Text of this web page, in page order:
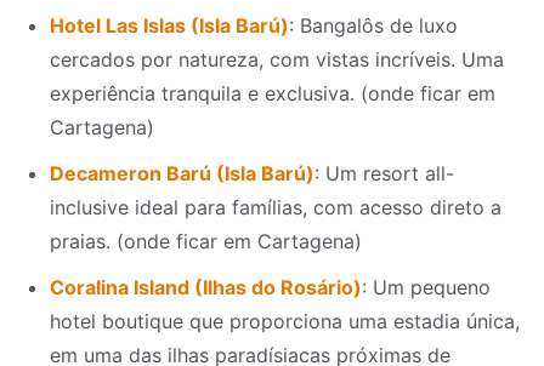
Hotel Las Islas (Isla Barú): Bangalôs de luxo
cercados por natureza, com vistas incríveis. Uma
experiência tranquila e exclusiva. (onde ficar em
Cartagena)
Decameron Barú (Isla Barú): Um resort all-
inclusive ideal para famílias, com acesso direto a
praias. (onde ficar em Cartagena)
Coralina Island (Ilhas do Rosário): Um pequeno
hotel boutique que proporciona uma estadia única,
em uma das ilhas paradísiacas próximas de